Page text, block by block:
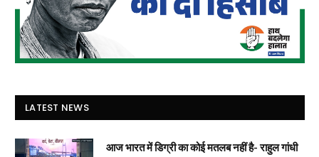
LATEST NEWS
आज भारत में डिग्री का कोई मतलब नहीं है- राहुल गांधी